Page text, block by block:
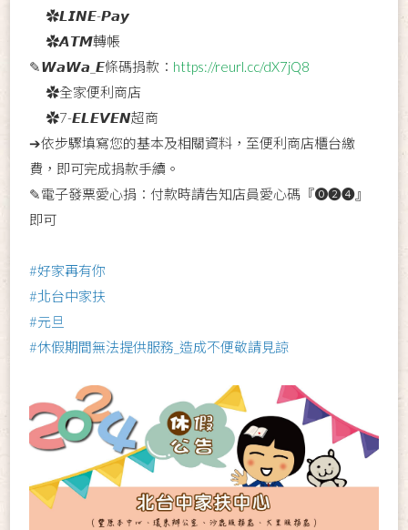
✿𝙇𝙄𝙉𝙀-𝙋𝙖𝙮
✿𝘼𝙏𝙈轉帳
✎𝙒𝙖𝙒𝙖_𝙀條碼捐款： https://reurl.cc/dX7jQ8
✿全家便利商店
✿7-𝙀𝙇𝙀𝙑𝙀𝙉超商
➔依步驟填寫您的基本及相關資料，至便利商店櫃台繳
費，即可完成捐款手續。
✎電子發票愛心捐：付款時請告知店員愛心碼『⓿❷❹』
即可
#好家再有你
#北台中家扶
#元旦
#休假期間無法提供服務_造成不便敬請見諒